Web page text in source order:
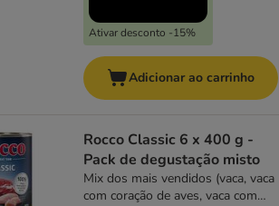
Ativar desconto -15%
Adicionar ao carrinho
Rocco Classic 6 x 400 g -
Pack de degustação misto
Mix dos mais vendidos (vaca, vaca
com coração de aves, vaca com